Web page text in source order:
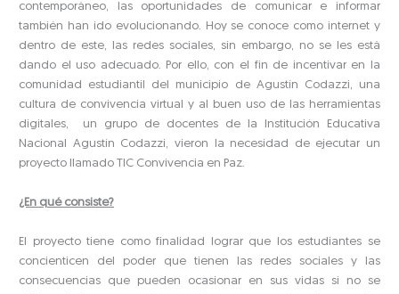
contemporáneo, las oportunidades de comunicar e informar
también han ido evolucionando. Hoy se conoce como internet y
dentro de este, las redes sociales, sin embargo, no se les está
dando el uso adecuado. Por ello, con el fin de incentivar en la
comunidad estudiantil del municipio de Agustín Codazzi, una
cultura de convivencia virtual y al buen uso de las herramientas
digitales, un grupo de docentes de la Institución Educativa
Nacional Agustín Codazzi, vieron la necesidad de ejecutar un
proyecto llamado TIC Convivencia en Paz.
¿En qué consiste?
El proyecto tiene como finalidad lograr que los estudiantes se
concienticen del poder que tienen las redes sociales y las
consecuencias que pueden ocasionar en sus vidas si no se